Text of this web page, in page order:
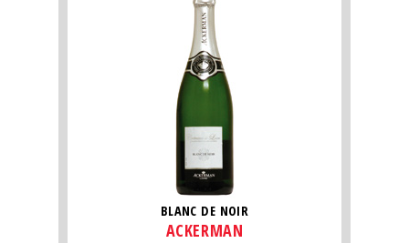
BLANC DE NOIR
ACKERMAN